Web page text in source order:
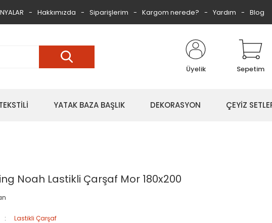
Hakkımızda Siparişlerim Kargom nerede? Yardım Blog
Üyelik Sepetim
YATAK BAZA BAŞLIK DEKORASYON ÇEYİZ
Noah Lastikli Çarşaf Mor 180x200
Lastikli Çarşaf